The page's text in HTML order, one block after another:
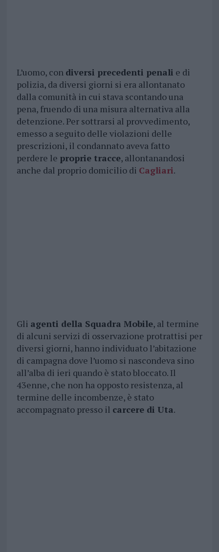
L’uomo, con diversi precedenti penali e di
polizia, da diversi giorni si era allontanato
dalla comunità in cui stava scontando una
pena, fruendo di una misura alternativa alla
detenzione. Per sottrarsi al provvedimento,
emesso a seguito delle violazioni delle
prescrizioni, il condannato aveva fatto
perdere le proprie tracce, allontanandosi
anche dal proprio domicilio di Cagliari.
Gli agenti della Squadra Mobile, al termine
di alcuni servizi di osservazione protrattisi per
diversi giorni, hanno individuato l’abitazione
di campagna dove l’uomo si nascondeva sino
all’alba di ieri quando è stato bloccato. Il
43enne, che non ha opposto resistenza, al
termine delle incombenze, è stato
accompagnato presso il carcere di Uta.